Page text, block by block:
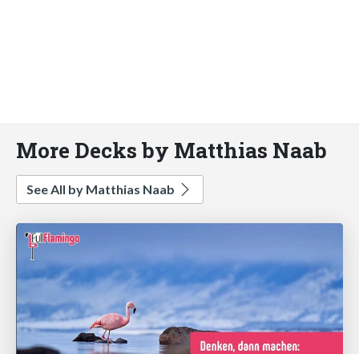
More Decks by Matthias Naab
See All by Matthias Naab